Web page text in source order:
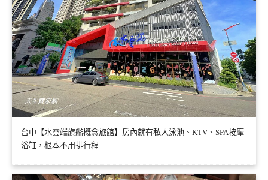
台中【水雲端旗艦概念旅館】房內就有私人泳池、KTV、SPA按摩
浴缸，根本不用排行程